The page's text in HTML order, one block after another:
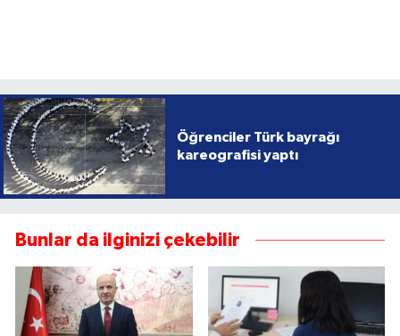
Öğrenciler Türk bayrağı
kareografisi yaptı
Bunlar da ilginizi çekebilir